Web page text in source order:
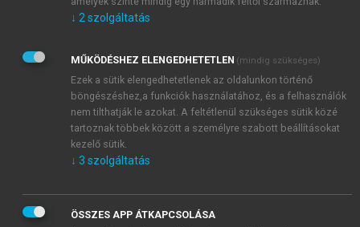
Kérek értesítést az Akadémiai Kiadó Zrt. újdonságairól,
Adatkezelési tájékoztatóbanfoglaltakat tudomásul
veszem és elfogadom.
Általános vásárlási feltételeket, valamint a szotar.netés a
mersz.huoldalak licencszerződéseiben foglaltakat
tudomásul veszem és elfogadom.
KIPRÓBÁLOM
↓ 2 szolgáltatás
MŰKÖDÉSHEZ ELENGEDHETETLEN (mindig szükséges)
Ezek a sütik elengedhetetlenek az oldalunkon történő
böngészéshez,a funkciók használatához, és a felhasználók
nem tilthatják le azokat. A feltétlenül szükséges sütik közé
tartoznak többek között a személyre szabott beállításokat
kezelő sütik.
↓ 3 szolgáltatás
ÖSSZES APP ÁTKAPCSOLÁSA